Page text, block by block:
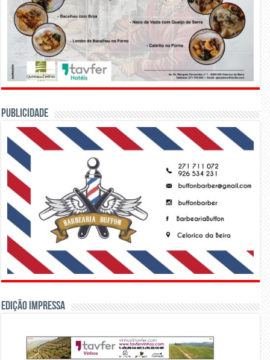
PUBLICIDADE
Edição Impressa